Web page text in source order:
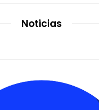
Noticias